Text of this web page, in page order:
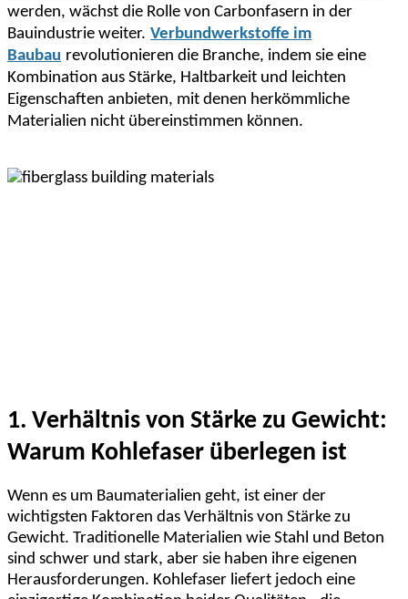
werden, wächst die Rolle von Carbonfasern in der
Bauindustrie weiter. Verbundwerkstoffe im
Baubau revolutionieren die Branche, indem sie eine
Kombination aus Stärke, Haltbarkeit und leichten
Eigenschaften anbieten, mit denen herkömmliche
Materialien nicht übereinstimmen können.
1. Verhältnis von Stärke zu Gewicht:
Warum Kohlefaser überlegen ist
Wenn es um Baumaterialien geht, ist einer der
wichtigsten Faktoren das Verhältnis von Stärke zu
Gewicht. Traditionelle Materialien wie Stahl und Beton
sind schwer und stark, aber sie haben ihre eigenen
Herausforderungen. Kohlefaser liefert jedoch eine